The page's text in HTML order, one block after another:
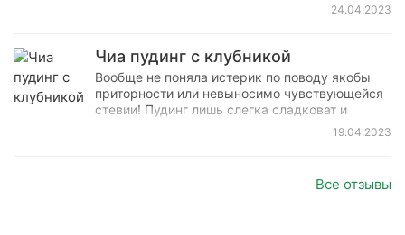
среднестатистическому человеку может не
зайти.
24.04.2023
Чиа пудинг с клубникой
Вообще не поняла истерик по поводу якобы
приторности или невыносимо чувствующейся
стевии! Пудинг лишь слегка сладковат и
ничего отталкивающего во вкусе нет (если нет
19.04.2023
Все отзывы